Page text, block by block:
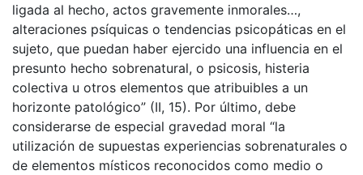
ligada al hecho, actos gravemente inmorales…,
alteraciones psíquicas o tendencias psicopáticas en el
sujeto, que puedan haber ejercido una influencia en el
presunto hecho sobrenatural, o psicosis, histeria
colectiva u otros elementos que atribuibles a un
horizonte patológico” (II, 15). Por último, debe
considerarse de especial gravedad moral “la
utilización de supuestas experiencias sobrenaturales o
de elementos místicos reconocidos como medio o